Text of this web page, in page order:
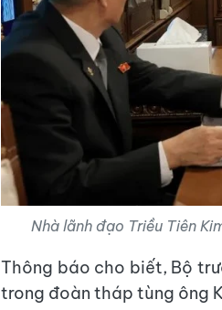
Nhà lãnh đạo Triều Tiên
Thông báo cho biết, Bộ
trong đoàn tháp tùng ông